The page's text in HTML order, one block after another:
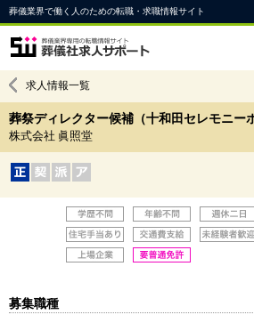
葬儀業界で働く人のための転職・求職情報サイト
求人情報一覧
葬祭ディレクター候補（十和田セレモニー
株式会社 眞照堂
募集職種